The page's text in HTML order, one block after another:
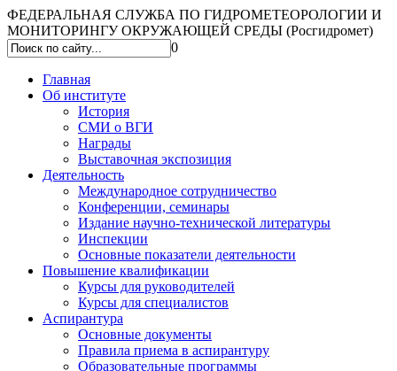
ФЕДЕРАЛЬНАЯ СЛУЖБА ПО ГИДРОМЕТЕОРОЛОГИИ И
МОНИТОРИНГУ ОКРУЖАЮЩЕЙ СРЕДЫ (Росгидромет)
0
Главная
Об институте
История
СМИ о ВГИ
Награды
Выставочная экспозиция
Деятельность
Международное сотрудничество
Конференции, семинары
Издание научно-технической литературы
Инспекции
Основные показатели деятельности
Повышение квалификации
Курсы для руководителей
Курсы для специалистов
Аспирантура
Основные документы
Правила приема в аспирантуру
Образовательные программы